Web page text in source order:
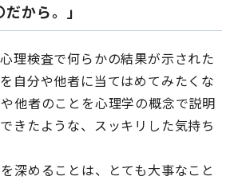
だから。」
理検査で何らかの結果が示された
自分や他者に当てはめてみたくな
他者のことを心理学の概念で説明
きたような、スッキリした気持ち
深めることは、とても大事なこと